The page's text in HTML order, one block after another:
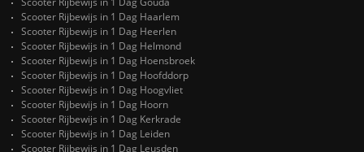
Scooter Rijbewijs in 1 Dag Haarlem
Scooter Rijbewijs in 1 Dag Heerlen
Scooter Rijbewijs in 1 Dag Helmond
Scooter Rijbewijs in 1 Dag Hoensbroek
Scooter Rijbewijs in 1 Dag Hoofddorp
Scooter Rijbewijs in 1 Dag Hoogvliet
Scooter Rijbewijs in 1 Dag Hoorn
Scooter Rijbewijs in 1 Dag Kerkrade
Scooter Rijbewijs in 1 Dag Leiden
Scooter Rijbewijs in 1 Dag Leusden